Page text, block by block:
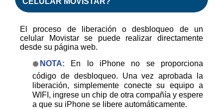
El proceso de liberación o desbloqueo de un
celular Movistar se puede realizar directamente
desde su página web.
NOTA: En lo iPhone no se proporciona
código de desbloqueo. Una vez aprobada la
liberación, simplemente conecte su equipo a
WIFI, ingrese un chip de otra compañía y espere
a que su iPhone se libere automáticamente.